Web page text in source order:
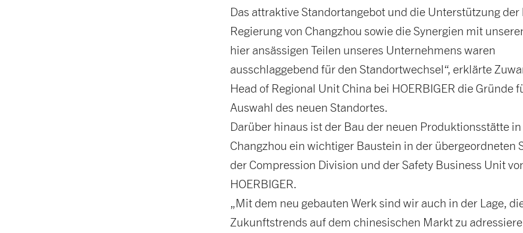
Das attraktive Standortangebot und die Unterstützung der
Regierung von Changzhou sowie die Synergien mit
hier ansässigen Teilen unseres Unternehmens waren
ausschlaggebend für den Standortwechsel“, erklärte
Head of Regional Unit China bei HOERBIGER die Gründe
Auswahl des neuen Standortes.
Darüber hinaus ist der Bau der neuen Produktions­stätte in
Changzhou ein wichtiger Baustein in der übergeordneten
der Compression Division und der Safety Business Unit
HOERBIGER.
„Mit dem neu gebauten Werk sind wir auch in der Lage,
Zukunftstrends auf dem chinesischen Markt zu